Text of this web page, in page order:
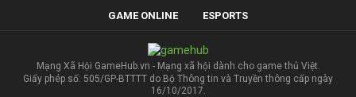
GAME ONLINE ESPORTS
Mạng Xã Hội GameHub.vn - Mạng xã hội dành cho game thủ Việt.
Giấy phép số: 505/GP-BTTTT do Bộ Thông tin và Truyền thông cấp ngày
16/10/2017.